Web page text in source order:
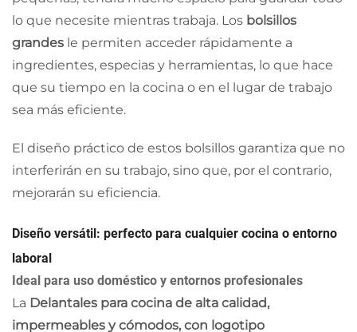
lo que necesite mientras trabaja. Los bolsillos
grandes le permiten acceder rápidamente a
ingredientes, especias y herramientas, lo que hace
que su tiempo en la cocina o en el lugar de trabajo
sea más eficiente.
El diseño práctico de estos bolsillos garantiza que no
interferirán en su trabajo, sino que, por el contrario,
mejorarán su eficiencia.
Diseño versátil: perfecto para cualquier cocina o entorno
laboral
Ideal para uso doméstico y entornos profesionales
La Delantales para cocina de alta calidad,
impermeables y cómodos, con logotipo